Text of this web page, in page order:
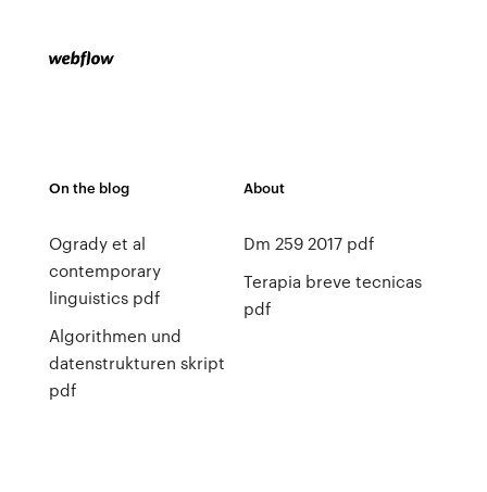
On the blog
Ogrady et al
contemporary
linguistics pdf
Algorithmen und
datenstrukturen skript
pdf
About
Dm 259 2017 pdf
Terapia breve tecnicas
pdf